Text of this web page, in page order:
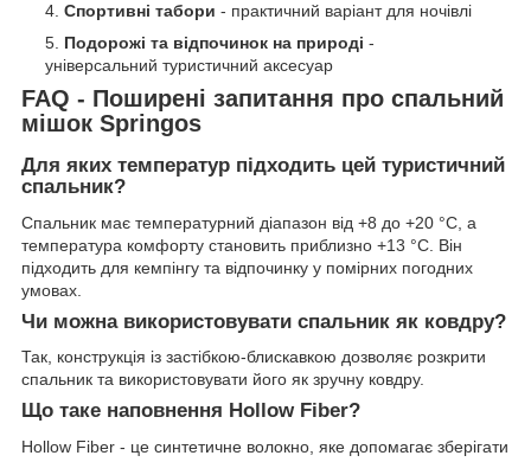
Спортивні табори - практичний варіант для ночівлі
Подорожі та відпочинок на природі -
універсальний туристичний аксесуар
FAQ - Поширені запитання про спальний
мішок Springos
Для яких температур підходить цей туристичний
спальник?
Спальник має температурний діапазон від +8 до +20 °C, а
температура комфорту становить приблизно +13 °C. Він
підходить для кемпінгу та відпочинку у помірних погодних
умовах.
Чи можна використовувати спальник як ковдру?
Так, конструкція із застібкою-блискавкою дозволяє розкрити
спальник та використовувати його як зручну ковдру.
Що таке наповнення Hollow Fiber?
Hollow Fiber - це синтетичне волокно, яке допомагає зберігати